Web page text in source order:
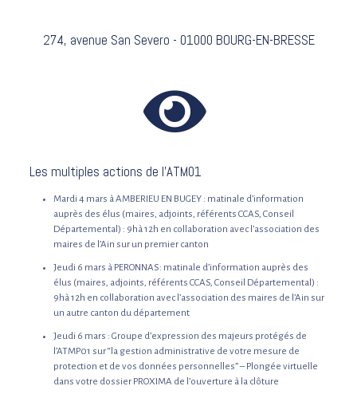
274, avenue San Severo - 01000 BOURG-EN-BRESSE
Les multiples actions de l'ATM01
Mardi 4 mars à AMBERIEU EN BUGEY : matinale d’information
auprès des élus (maires, adjoints, référents CCAS, Conseil
Départemental) : 9hà 12h en collaboration avec l’association des
maires de l’Ain sur un premier canton
Jeudi 6 mars à PERONNAS: matinale d’information auprès des
élus (maires, adjoints, référents CCAS, Conseil Départemental) :
9hà 12h en collaboration avec l’association des maires de l’Ain sur
un autre canton du département
Jeudi 6 mars : Groupe d’expression des majeurs protégés de
l’ATMP01 sur “la gestion administrative de votre mesure de
protection et de vos données personnelles” – Plongée virtuelle
dans votre dossier PROXIMA de l’ouverture à la clôture